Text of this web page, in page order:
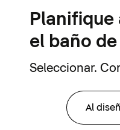
el baño
Seleccionar.
Al